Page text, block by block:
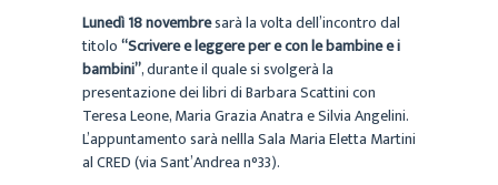
Lunedì 18 novembresarà la volta dell’incontro dal
titolo“Scrivere e leggere per e con le bambine e i
bambini”, durante il quale si svolgerà la
presentazione dei libri di Barbara Scattini con
Teresa Leone, Maria Grazia Anatra e Silvia Angelini.
L’appuntamento sarà nellla Sala Maria Eletta Martini
al CRED (via Sant’Andrea n°33).